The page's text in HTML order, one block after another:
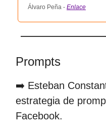
Álvaro Peña - Enlace
Prompts
➡️ Esteban
estrategia de
Facebook.